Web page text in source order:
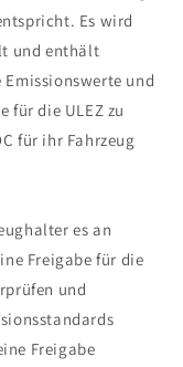
Es wird
und enthält
und
für die ULEZ zu
für ihr Fahrzeug
es an
Freigabe für die
und
Freigabe